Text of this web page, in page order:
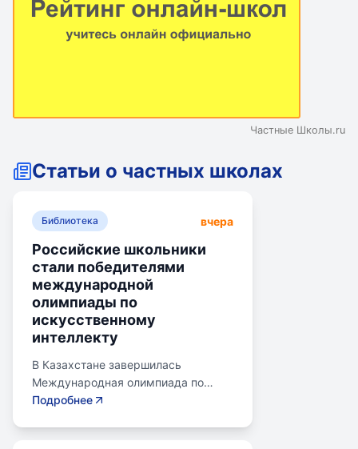
Частные Школы.ru
Статьи о частных школах
Библиотека вчера
Российские школьники
стали победителями
международной
олимпиады по
искусственному
интеллекту
В Казахстане завершилась
Международная олимпиада по
искусственному интеллекту.
Подробнее